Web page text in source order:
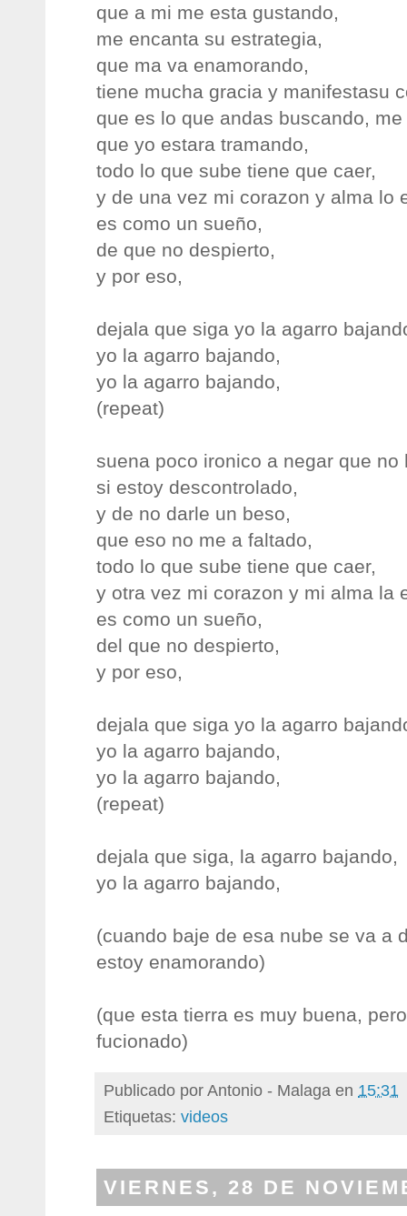
que a mi me esta gustando,
me encanta su estrategia,
que ma va enamorando,
tiene mucha gracia y manifestasu
que es lo que andas buscando,
que yo estara tramando,
todo lo que sube tiene que caer,
y de una vez mi corazon y alma lo
es como un sueño,
de que no despierto,
y por eso,
dejala que siga yo la agarro
yo la agarro bajando,
yo la agarro bajando,
(repeat)
suena poco ironico a negar que no
si estoy descontrolado,
y de no darle un beso,
que eso no me a faltado,
todo lo que sube tiene que caer,
y otra vez mi corazon y mi alma la
es como un sueño,
del que no despierto,
y por eso,
dejala que siga yo la agarro
yo la agarro bajando,
yo la agarro bajando,
(repeat)
dejala que siga, la agarro bajando,
yo la agarro bajando,
(cuando baje de esa nube se va a
estoy enamorando)
(que esta tierra es muy buena,
fucionado)
Publicado porAntonio - Malaga en 15:31
Etiquetas: videos
VIERNES, 28 DE